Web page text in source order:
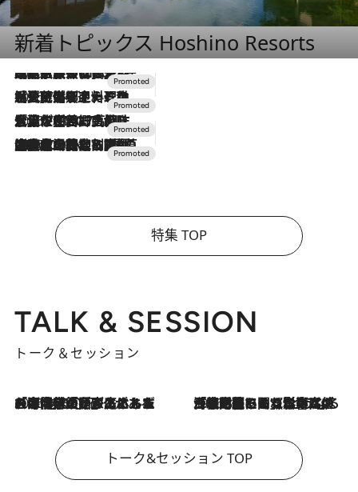
新着トピックス Hoshino Resorts
2026.7.31
【ホテル帰省】という選択肢をOMOが提案。家族とほどよい距離を保つには「昼は実家、夜は気兼ねなくホテルで！」
2026.7.24
【夏限定ディナーコース】旬を迎える稚鮎や花ズッキーニなどをイタリア・トスカーナの郷土料理の手法で満喫！
2026.7.17
「土佐和ハーブかき氷」がOMO7高知に登場！生姜、山椒、大葉など目にも舌にも涼を呼ぶ郷土の味
2026.7.10
NEW OPEN！【界 草津】名湯の地に誕生。趣の異なる2種の温泉と上州ならではの会席・蕎麦割烹など美食を味わう究極の癒やし旅
特集 TOP
TALK & SESSION
トーク＆セッション
2026.8.3
「今後値上げがあるとすれば…」「リスクがあるのは今年の冬」エネルギー専門家が語る、ホルムズ海峡封鎖が家庭にもたらす“ある心配” 2026.8.3
「住宅建てられない…」「サーチャージ料の高値が続いている」ホルムズ海峡封鎖による影響はいつまで続く？《エネルギー専門家に聞く“どうなる日本の暮らし”》
トーク&セッション TOP